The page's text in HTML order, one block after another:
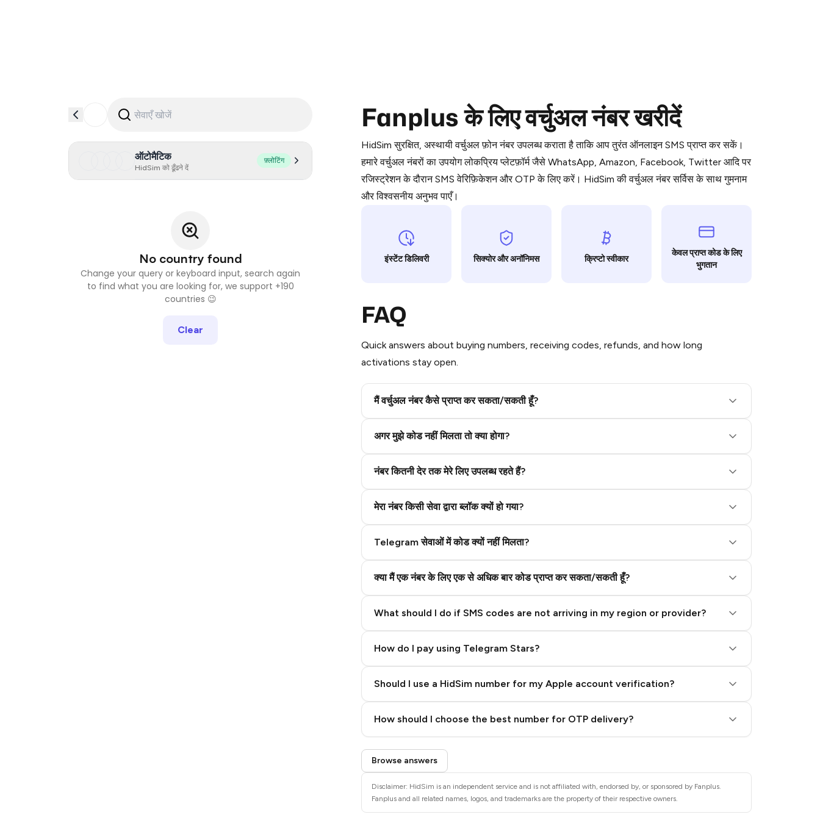
ऑटोमैटिक
HidSim को ढूँढने दें
फ़्लोटिंग
No country found
Change your query or keyboard input, search again
to find what you are looking for, we support +190
countries 😉
Clear
Fanplus के लिए वर्चुअल नंबर खरीदें
HidSim सुरक्षित, अस्थायी वर्चुअल फ़ोन नंबर उपलब्ध कराता है ताकि आप तुरंत ऑनलाइन SMS प्राप्त कर सकें।
हमारे वर्चुअल नंबरों का उपयोग लोकप्रिय प्लेटफ़ॉर्म जैसे WhatsApp, Amazon, Facebook, Twitter आदि पर
रजिस्ट्रेशन के दौरान SMS वेरिफ़िकेशन और OTP के लिए करें। HidSim की वर्चुअल नंबर सर्विस के साथ गुमनाम
और विश्वसनीय अनुभव पाएँ।
इंस्टेंट डिलिवरी सिक्योर और अनॉनिमस क्रिप्टो स्वीकार
केवल प्राप्त कोड के लिए
भुगतान
FAQ
Quick answers about buying numbers, receiving codes, refunds, and how long
activations stay open.
मैं वर्चुअल नंबर कैसे प्राप्त कर सकता/सकती हूँ?
अगर मुझे कोड नहीं मिलता तो क्या होगा?
नंबर कितनी देर तक मेरे लिए उपलब्ध रहते हैं?
मेरा नंबर किसी सेवा द्वारा ब्लॉक क्यों हो गया?
Telegram सेवाओं में कोड क्यों नहीं मिलता?
क्या मैं एक नंबर के लिए एक से अधिक बार कोड प्राप्त कर सकता/सकती हूँ?
What should I do if SMS codes are not arriving in my region or provider?
How do I pay using Telegram Stars?
Purchasing credits through Telegram is a simple two-step process:
You purchase Stars via the official@PremiumBot
in Telegram using your card (or
Google Pay, Apple Pay, or other supported methods).
You use those Stars to pay our bot and complete the HidSim credit purchase.
Step 1: Create the order on HidSim
Step 3: Pay our bot with Stars
Should I use a HidSim number for my Apple account verification?
How should I choose the best number for OTP delivery?
Quality High To Low
Browse answers
Disclaimer: HidSim is an independent service and is not affiliated with, endorsed by, or sponsored by Fanplus.
Fanplus and all related names, logos, and trademarks are the property of their respective owners.